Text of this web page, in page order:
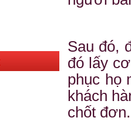
Sau đó,
đó lấy
phục họ
khách
chốt